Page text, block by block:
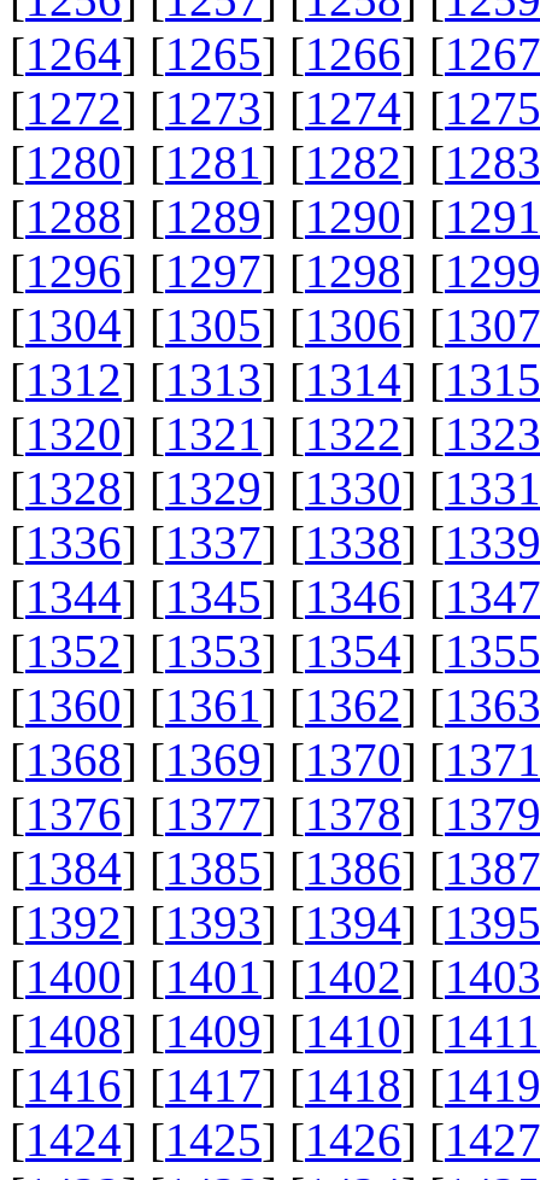
[1264] [1265] [1266] [1267
[1272] [1273] [1274] [1275
[1280] [1281] [1282] [1283
[1288] [1289] [1290] [1291
[1296] [1297] [1298] [1299
[1304] [1305] [1306] [1307
[1312] [1313] [1314] [1315
[1320] [1321] [1322] [1323
[1328] [1329] [1330] [1331
[1336] [1337] [1338] [1339
[1344] [1345] [1346] [1347
[1352] [1353] [1354] [1355
[1360] [1361] [1362] [1363
[1368] [1369] [1370] [1371
[1376] [1377] [1378] [1379
[1384] [1385] [1386] [1387
[1392] [1393] [1394] [1395
[1400] [1401] [1402] [1403
[1408] [1409] [1410] [1411
[1416] [1417] [1418] [1419
[1424] [1425] [1426] [1427